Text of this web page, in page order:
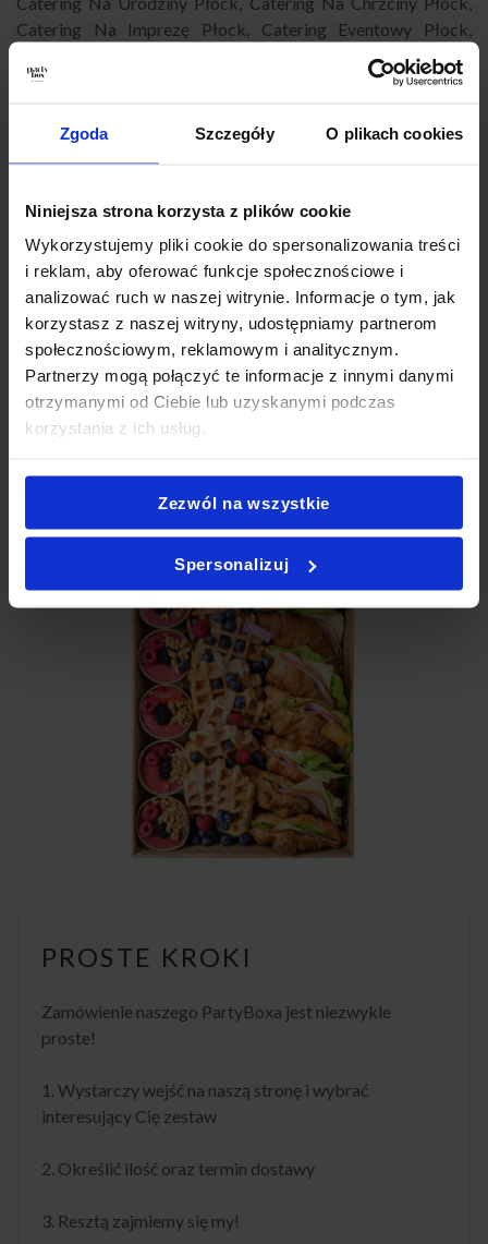
Zgoda Szczegóły O plikach cookies
Niniejsza strona korzysta z plików cookie
Wykorzystujemy pliki cookie do spersonalizowania treści
i reklam, aby oferować funkcje społecznościowe i
analizować ruch w naszej witrynie. Informacje o tym, jak
korzystasz z naszej witryny, udostępniamy partnerom
społecznościowym, reklamowym i analitycznym.
Partnerzy mogą połączyć te informacje z innymi danymi
otrzymanymi od Ciebie lub uzyskanymi podczas
korzystania z ich usług.
Zezwól na wszystkie
Spersonalizuj
Catering Na Imprezę Płock, Catering Eventowy Płock,
Catering Na Imprezy Domowe
Płock
Catering Okolicznościowy Płock
Catering Andrzejkowy Płock,Catering na Karnawał Płock
Catering Na Wigilię Płock
Catering konferencyjny Płock,Catering na szkolenie Płock
Catering firmowy z dowozem Płock,Catering na przyjęcie
Płock,Catering imprezowy Płock,Catering na imprezy
Płock,Partybox Płock,Catering Płock impreza,Catering
przekąski Płock,Catering świąteczny Płock,Jedzenie
impreza firmowa Płock.
Jak zamówić PartyBox?
PROSTE KROKI
Zamówienie naszego PartyBoxa jest niezwykle
proste!
1. Wystarczy wejść na naszą stronę i wybrać
interesujący Cię zestaw
2. Określić ilość oraz termin dostawy
3. Resztą zajmiemy się my!